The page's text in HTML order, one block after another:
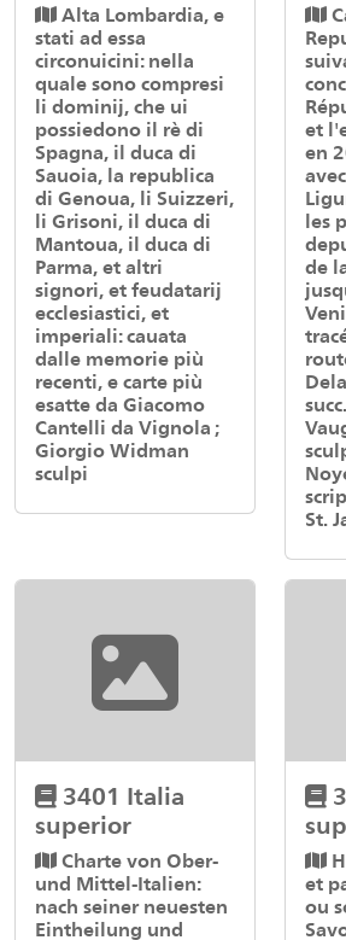
Alta Lombardia, e
stati ad essa
circonuicini: nella
quale sono compresi
li dominij, che ui
possiedono il rè di
Spagna, il duca di
Sauoia, la republica
di Genoua, li Suizzeri,
li Grisoni, il duca di
Mantoua, il duca di
Parma, et altri
signori, et feudatarij
ecclesiastici, et
imperiali: cauata
dalle memorie più
recenti, e carte più
esatte da Giacomo
Cantelli da Vignola ;
Giorgio Widman
sculpi
et
en
les
de
St.
3401 Italia
superior
Charte von Ober-
und Mittel-Italien:
nach seiner neuesten
Eintheilung und
et
ou